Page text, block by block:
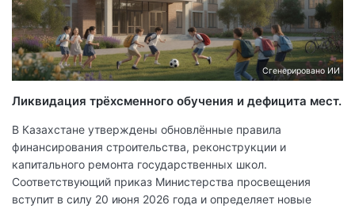
Сгенерировано ИИ
Ликвидация трёхсменного обучения и дефицита мест.
В Казахстане утверждены обновлённые правила
финансирования строительства, реконструкции и
капитального ремонта государственных школ.
Соответствующий приказ Министерства просвещения
вступит в силу 20 июня 2026 года и определяет новые